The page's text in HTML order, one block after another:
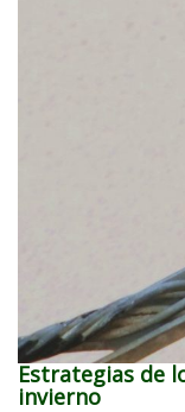
Estrategias de
invierno